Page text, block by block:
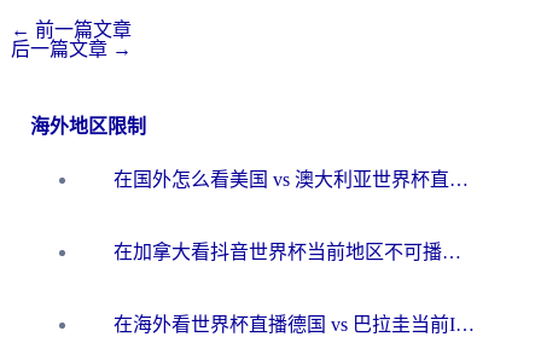
← 前一篇文章
后一篇文章 →
海外地区限制
在国外怎么看美国 vs 澳大利亚世界杯直播？海外党必藏的中文解说观赛指南
在加拿大看抖音世界杯当前地区不可播放？海外党体育观赛终极指南
在海外看世界杯直播德国 vs 巴拉圭当前IP受限制？这篇指南帮你轻松解决地区限制